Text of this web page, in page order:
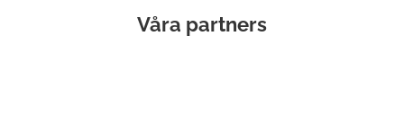
Våra partners